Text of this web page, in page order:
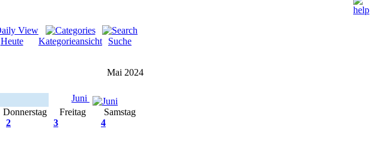
Heute Kategorieansicht Suche
Mai 2024
Juni
Donnerstag Freitag
Samstag
2 3 4